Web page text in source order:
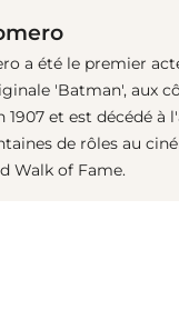
a été le premier
'Batman', aux
1907 et est décédé à
de rôles au
Walk of Fame.